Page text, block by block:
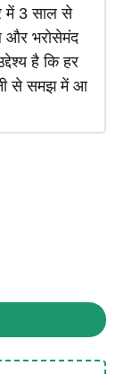
में 3 साल से
और भरोसेमंद
है कि हर
से समझ में आ